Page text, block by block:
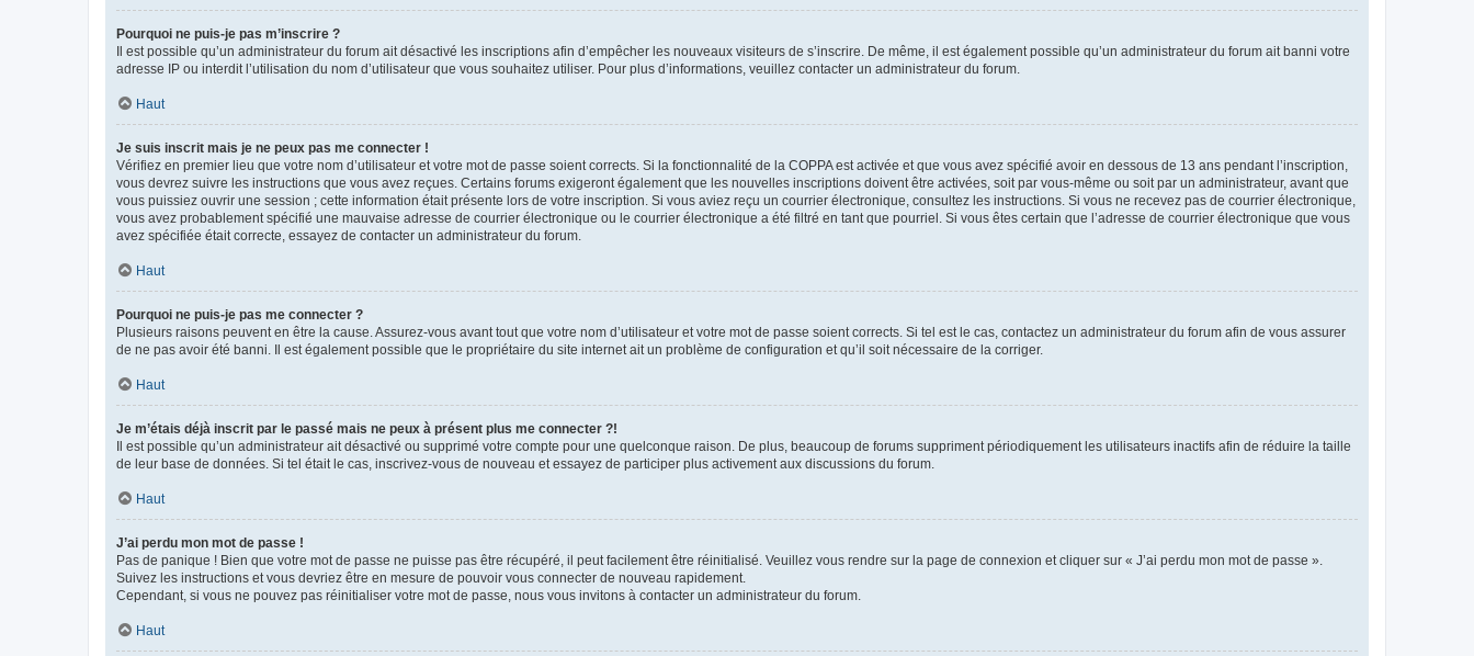
Pourquoi ne puis-je pas m’inscrire ?
Il est possible qu’un administrateur du forum ait désactivé les inscriptions afin d’empêcher les nouveaux visiteurs de s’inscrire. De même, il est également possible qu’un administrateur du forum ait banni votre
adresse IP ou interdit l’utilisation du nom d’utilisateur que vous souhaitez utiliser. Pour plus d’informations, veuillez contacter un administrateur du forum.
Haut
Je suis inscrit mais je ne peux pas me connecter !
Vérifiez en premier lieu que votre nom d’utilisateur et votre mot de passe soient corrects. Si la fonctionnalité de la COPPA est activée et que vous avez spécifié avoir en dessous de 13 ans pendant l’inscription,
vous devrez suivre les instructions que vous avez reçues. Certains forums exigeront également que les nouvelles inscriptions doivent être activées, soit par vous-même ou soit par un administrateur, avant que
vous puissiez ouvrir une session ; cette information était présente lors de votre inscription. Si vous aviez reçu un courrier électronique, consultez les instructions. Si vous ne recevez pas de courrier électronique,
vous avez probablement spécifié une mauvaise adresse de courrier électronique ou le courrier électronique a été filtré en tant que pourriel. Si vous êtes certain que l’adresse de courrier électronique que vous
avez spécifiée était correcte, essayez de contacter un administrateur du forum.
Haut
Pourquoi ne puis-je pas me connecter ?
Plusieurs raisons peuvent en être la cause. Assurez-vous avant tout que votre nom d’utilisateur et votre mot de passe soient corrects. Si tel est le cas, contactez un administrateur du forum afin de vous assurer
de ne pas avoir été banni. Il est également possible que le propriétaire du site internet ait un problème de configuration et qu’il soit nécessaire de la corriger.
Haut
Je m’étais déjà inscrit par le passé mais ne peux à présent plus me connecter ?!
Il est possible qu’un administrateur ait désactivé ou supprimé votre compte pour une quelconque raison. De plus, beaucoup de forums suppriment périodiquement les utilisateurs inactifs afin de réduire la taille
de leur base de données. Si tel était le cas, inscrivez-vous de nouveau et essayez de participer plus activement aux discussions du forum.
Haut
J’ai perdu mon mot de passe !
Pas de panique ! Bien que votre mot de passe ne puisse pas être récupéré, il peut facilement être réinitialisé. Veuillez vous rendre sur la page de connexion et cliquer sur « J’ai perdu mon mot de passe ».
Suivez les instructions et vous devriez être en mesure de pouvoir vous connecter de nouveau rapidement.
Cependant, si vous ne pouvez pas réinitialiser votre mot de passe, nous vous invitons à contacter un administrateur du forum.
Haut